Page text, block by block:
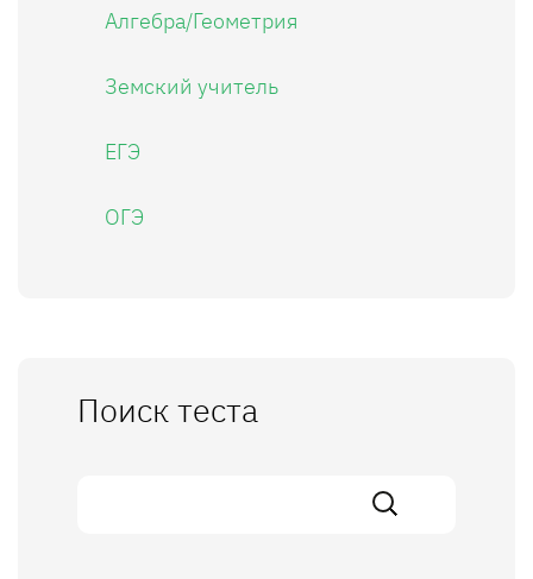
Алгебра/Геометрия
Земский учитель
ЕГЭ
ОГЭ
Поиск теста